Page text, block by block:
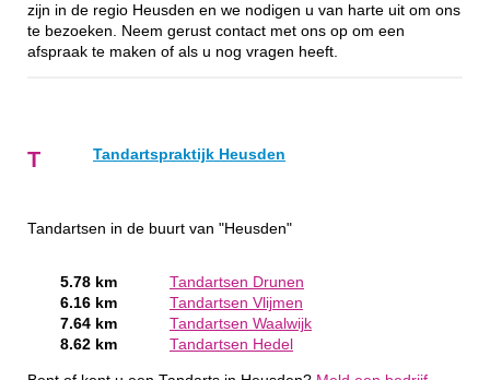
zijn in de regio Heusden en we nodigen u van harte uit om ons
te bezoeken. Neem gerust contact met ons op om een
afspraak te maken of als u nog vragen heeft.
T Tandartspraktijk Heusden
Tandartsen in de buurt van "Heusden"
5.78 km
Tandartsen Drunen
6.16 km
Tandartsen Vlijmen
7.64 km
Tandartsen Waalwijk
8.62 km
Tandartsen Hedel